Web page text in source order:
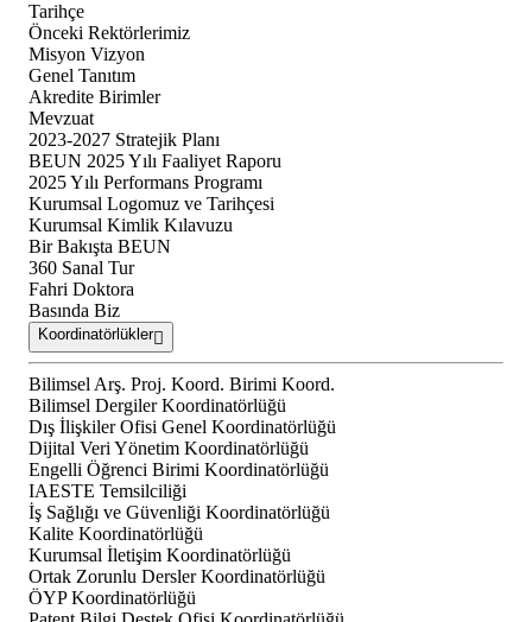
Tarihçe
Önceki Rektörlerimiz
Misyon Vizyon
Genel Tanıtım
Akredite Birimler
Mevzuat
2023-2027 Stratejik Planı
BEUN 2025 Yılı Faaliyet Raporu
2025 Yılı Performans Programı
Kurumsal Logomuz ve Tarihçesi
Kurumsal Kimlik Kılavuzu
Bir Bakışta BEUN
360 Sanal Tur
Fahri Doktora
Basında Biz
Koordinatörlükler
Bilimsel Arş. Proj. Koord. Birimi Koord.
Bilimsel Dergiler Koordinatörlüğü
Dış İlişkiler Ofisi Genel Koordinatörlüğü
Dijital Veri Yönetim Koordinatörlüğü
Engelli Öğrenci Birimi Koordinatörlüğü
IAESTE Temsilciliği
İş Sağlığı ve Güvenliği Koordinatörlüğü
Kalite Koordinatörlüğü
Kurumsal İletişim Koordinatörlüğü
Ortak Zorunlu Dersler Koordinatörlüğü
ÖYP Koordinatörlüğü